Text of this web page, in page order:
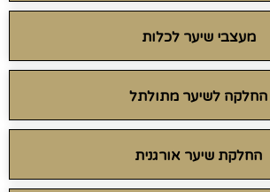
מעצבי שיער לכלות
החלקה לשיער מתולתל
החלקת שיער אורגנית